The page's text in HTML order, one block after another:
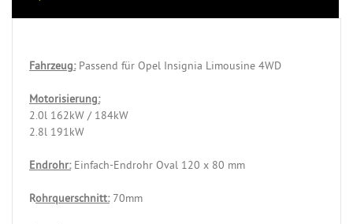
Fahrzeug:Passend für Opel Insignia Limousine 4WD
Motorisierung:
2.0l 162kW / 184kW
2.8l 191kW
Endrohr:Einfach-Endrohr Oval 120 x 80 mm
Rohrquerschnitt:70mm